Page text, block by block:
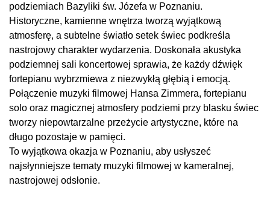
podziemiach Bazyliki św. Józefa w Poznaniu.
Historyczne, kamienne wnętrza tworzą wyjątkową
atmosferę, a subtelne światło setek świec podkreśla
nastrojowy charakter wydarzenia. Doskonała akustyka
podziemnej sali koncertowej sprawia, że każdy dźwięk
fortepianu wybrzmiewa z niezwykłą głębią i emocją.
Połączenie muzyki filmowej Hansa Zimmera, fortepianu
solo oraz magicznej atmosfery podziemi przy blasku świec
tworzy niepowtarzalne przeżycie artystyczne, które na
długo pozostaje w pamięci.
To wyjątkowa okazja w Poznaniu, aby usłyszeć
najsłynniejsze tematy muzyki filmowej w kameralnej,
nastrojowej odsłonie.